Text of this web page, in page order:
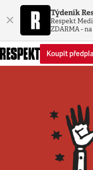
× Týdeník
Respekt
ZDARMA -
Koupit